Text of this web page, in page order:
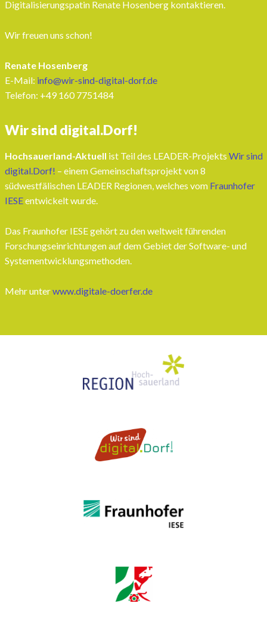
Digitalisierungspatin Renate Hosenberg kontaktieren.
Wir freuen uns schon!
Renate Hosenberg
E-Mail: info@wir-sind-digital-dorf.de
Telefon: ‭+49 160 7751484‬
Wir sind digital.Dorf!
Hochsauerland-Aktuell ist Teil des LEADER-Projekts Wir sind
digital.Dorf! – einem Gemeinschaftsprojekt von 8
südwestfälischen LEADER Regionen, welches vom Fraunhofer
IESEentwickelt wurde.
Das Fraunhofer IESE gehört zu den weltweit führenden
Forschungseinrichtungen auf dem Gebiet der Software- und
Systementwicklungsmethoden.
Mehr unterwww.digitale-doerfer.de